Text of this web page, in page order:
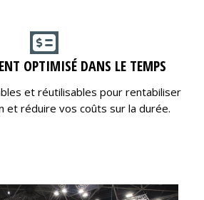
OPTIMISÉ DANS LE TEMPS
et réutilisables pour rentabiliser
et réduire vos coûts sur la durée.